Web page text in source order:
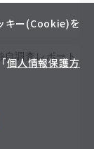
キー(Cookie)を
個人情報保護方